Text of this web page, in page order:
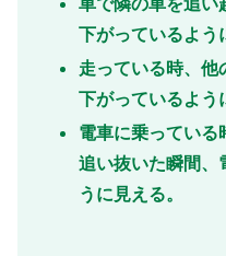
下がっているよう
走っている時、他
下がっているよう
電車に乗っている
追い抜いた瞬間、
うに見える。